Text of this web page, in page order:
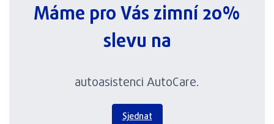
Máme pro Vás zimní 20%
slevu na
autoasistenci AutoCare.
Sjednat